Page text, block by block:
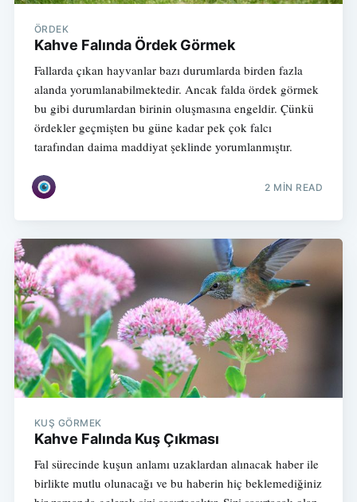
ÖRDEK
Kahve Falında Ördek Görmek
Fallarda çıkan hayvanlar bazı durumlarda birden fazla
alanda yorumlanabilmektedir. Ancak falda ördek görmek
bu gibi durumlardan birinin oluşmasına engeldir. Çünkü
ördekler geçmişten bu güne kadar pek çok falcı
tarafından daima maddiyat şeklinde yorumlanmıştır.
2 MIN READ
KUŞ GÖRMEK
Kahve Falında Kuş Çıkması
Fal sürecinde kuşun anlamı uzaklardan alınacak haber ile
birlikte mutlu olunacağı ve bu haberin hiç beklemediğiniz